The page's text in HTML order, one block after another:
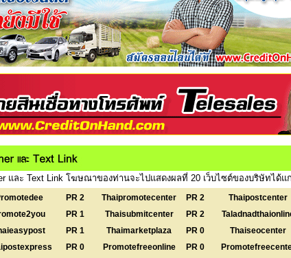
และ Text Link โฆษณาของท่านจะไปแสดงผลที่ 20 เว็บไซต์ของบริษัทได้แ
PR 2
PR 1
PR 1
PR 0
Thaipromotecenter
PR 2
Thaisubmitcenter
PR 2
Thaimarketplaza
PR 0
Promotefreeonline
PR 0
Thaipostcenter
Thaiseocenter